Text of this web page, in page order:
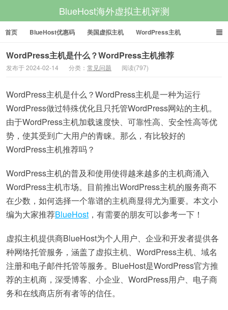
BlueHost海外虚拟主机评测
首页 BlueHost优惠码 美国虚拟主机 WordPress主机
美国VPS 美国服务器
WordPress主机是什么？WordPress主机推荐
发布于 2024-02-14 分类： 常见问题 阅读(797)
WordPress主机是什么？WordPress主机是一种为运行
WordPress做过特殊优化且只托管WordPress网站的主机。
由于WordPress主机加载速度快、可靠性高、安全性高等优
势，使其受到广大用户的青睐。那么，有比较好的
WordPress主机推荐吗？
WordPress主机的普及和使用使得越来越多的主机商涌入
WordPress主机市场。目前推出WordPress主机的服务商不
在少数，如何选择一个靠谱的主机商显得尤为重要。本文小
编为大家推荐BlueHost ，有需要的朋友可以参考一下！
虚拟主机提供商BlueHost为个人用户、企业和开发者提供各
种网络托管服务，涵盖了虚拟主机、WordPress主机、域名
注册和电子邮件托管等服务。BlueHost是WordPress官方推
荐的主机商，深受博客、小企业、WordPress用户、电子商
务和在线商店所有者等的信任。